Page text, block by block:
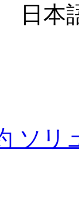
日本
ソ